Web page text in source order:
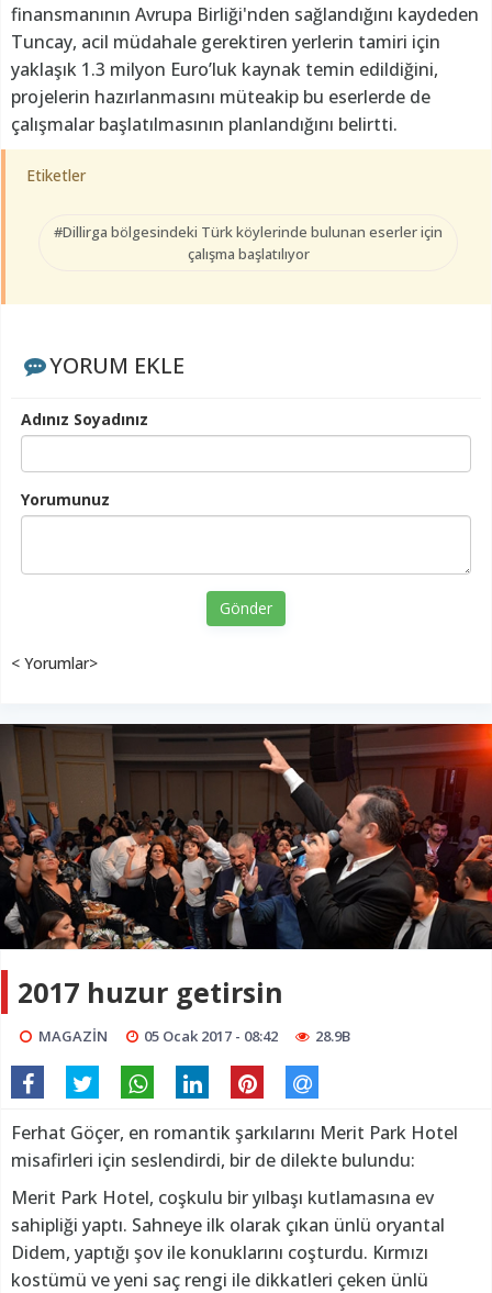
finansmanının Avrupa Birliği'nden sağlandığını kaydeden
Tuncay, acil müdahale gerektiren yerlerin tamiri için
yaklaşık 1.3 milyon Euro’luk kaynak temin edildiğini,
projelerin hazırlanmasını müteakip bu eserlerde de
çalışmalar başlatılmasının planlandığını belirtti.
Etiketler
#Dillirga bölgesindeki Türk köylerinde bulunan eserler için
çalışma başlatılıyor
YORUM EKLE
Adınız Soyadınız
Yorumunuz
Gönder
< Yorumlar>
2017 huzur getirsin
MAGAZİN 05 Ocak 2017 - 08:42 28.9B
Ferhat Göçer, en romantik şarkılarını Merit Park Hotel
misafirleri için seslendirdi, bir de dilekte bulundu:
Merit Park Hotel, coşkulu bir yılbaşı kutlamasına ev
sahipliği yaptı. Sahneye ilk olarak çıkan ünlü oryantal
Didem, yaptığı şov ile konuklarını coşturdu. Kırmızı
kostümü ve yeni saç rengi ile dikkatleri çeken ünlü